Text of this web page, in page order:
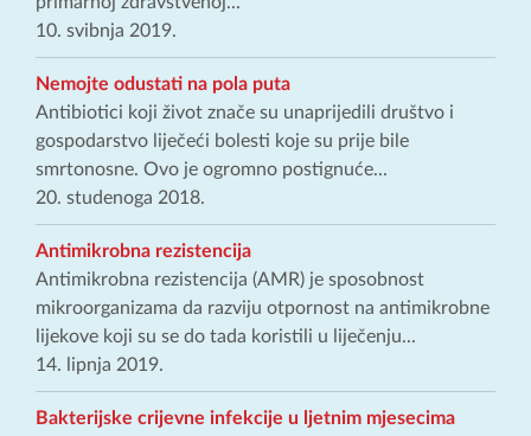
10. svibnja 2019.
Nemojte odustati na pola puta
Antibiotici koji život znače su unaprijedili društvo i
gospodarstvo liječeći bolesti koje su prije bile
smrtonosne. Ovo je ogromno postignuće...
20. studenoga 2018.
Antimikrobna rezistencija
Antimikrobna rezistencija (AMR) je sposobnost
mikroorganizama da razviju otpornost na antimikrobne
lijekove koji su se do tada koristili u liječenju...
14. lipnja 2019.
Bakterijske crijevne infekcije u ljetnim mjesecima